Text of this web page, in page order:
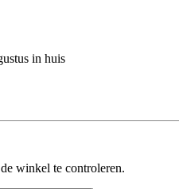
in huis
winkel te controleren.